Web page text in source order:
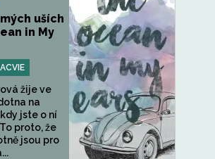
uších
in My
žije ve
na
jste o ní
proto, že
jsou pro